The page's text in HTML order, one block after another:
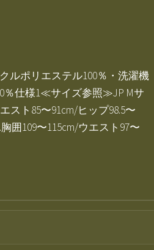
ルポリエステル100％・洗濯機
％仕様1≪サイズ参照≫JP Mサ
スト85〜91cm/ヒップ98.5〜
囲109〜115cm/ウエスト97〜